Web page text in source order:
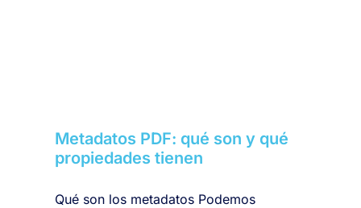
Metadatos PDF: qué son y qué
propiedades tienen
Qué son los metadatos Podemos